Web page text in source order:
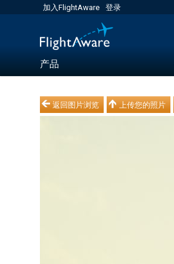
加入FlightAware 登录
产品
返回图片浏览 上传您的照片